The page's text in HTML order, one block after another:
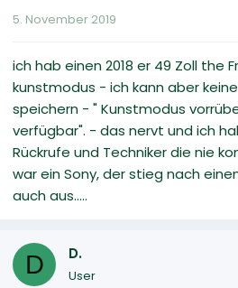
5. November 2019
ich hab einen 2018 er 49 Zoll the
kunstmodus - ich kann aber
speichern - " Kunstmodus
verfügbar". - das nervt und ich
Rückrufe und Techniker die nie
war ein Sony, der stieg nach
auch aus.....
D D.
User